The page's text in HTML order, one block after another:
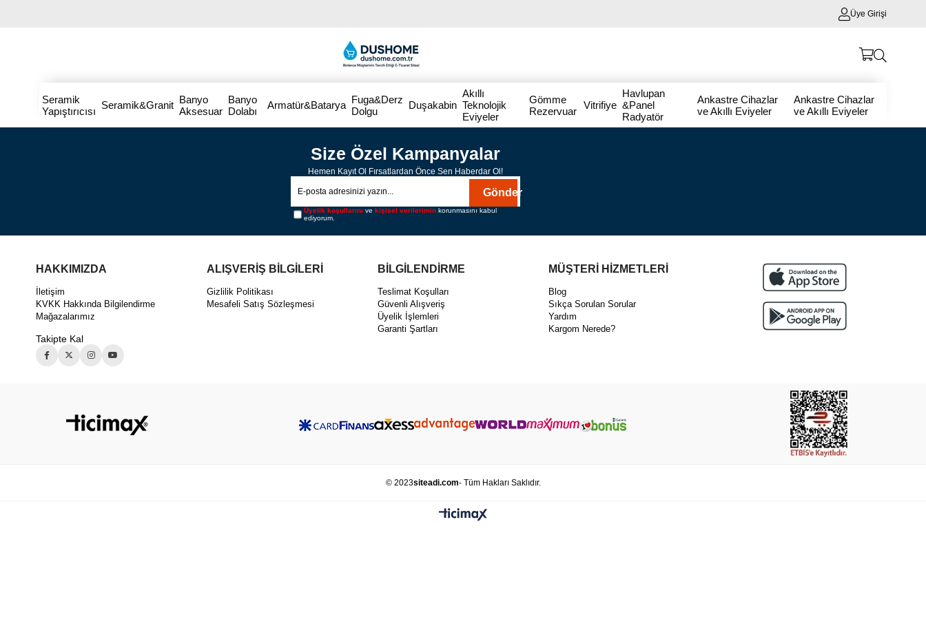
Üye Girişi
Seramik
Yapıştırıcısı Seramik&Granit Banyo
Aksesuar
Banyo
Dolabı
Armatür&Batarya Fuga&Derz
Dolgu
Duşakabin
Akıllı
Teknolojik
Eviyeler
Gömme
Rezervuar
Vitrifiye
Havlupan
&Panel
Radyatör
Ankastre Cihazlar
ve Akıllı Eviyeler
Ankastre Cihazlar
ve Akıllı Eviyeler
Size Özel Kampanyalar
Hemen Kayıt Ol Fırsatlardan Önce Sen Haberdar Ol!
Gönder
Üyelik koşullarını vekişisel verilerimin korunmasını kabul
ediyorum.
HAKKIMIZDA
İletişim
KVKK Hakkında Bilgilendirme
Mağazalarımız
Takipte Kal
ALIŞVERİŞ BİLGİLERİ
Gizlilik Politikası
Mesafeli Satış Sözleşmesi
BİLGİLENDİRME
Teslimat Koşulları
Güvenli Alışveriş
Üyelik İşlemleri
Garanti Şartları
MÜŞTERİ HİZMETLERİ
Blog
Sıkça Sorulan Sorular
Yardım
Kargom Nerede?
© 2023siteadi.com- Tüm Hakları Saklıdır.